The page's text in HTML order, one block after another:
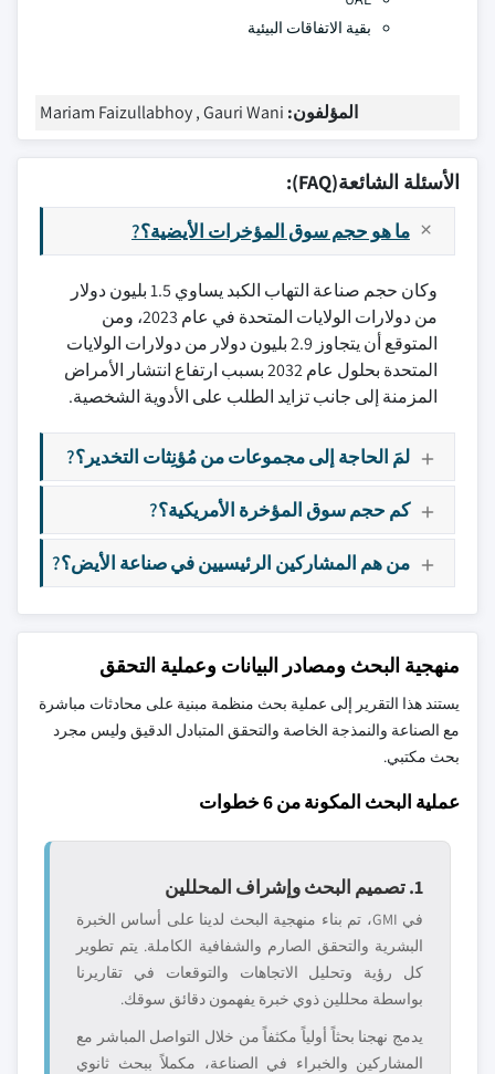
بقية الاتفاقات البيئية
المؤلفون: Mariam Faizullabhoy , Gauri Wani
الأسئلة الشائعة(FAQ):
ما هو حجم سوق المؤخرات الأيضية؟?
وكان حجم صناعة التهاب الكبد يساوي 1.5 بليون دولار
من دولارات الولايات المتحدة في عام 2023، ومن
المتوقع أن يتجاوز 2.9 بليون دولار من دولارات الولايات
المتحدة بحلول عام 2032 بسبب ارتفاع انتشار الأمراض
المزمنة إلى جانب تزايد الطلب على الأدوية الشخصية.
لمَ الحاجة إلى مجموعات من مُؤنِثات التخدير؟?
كم حجم سوق المؤخرة الأمريكية؟?
من هم المشاركين الرئيسيين في صناعة الأيض؟?
منهجية البحث ومصادر البيانات وعملية التحقق
يستند هذا التقرير إلى عملية بحث منظمة مبنية على محادثات مباشرة
مع الصناعة والنمذجة الخاصة والتحقق المتبادل الدقيق وليس مجرد
بحث مكتبي.
عملية البحث المكونة من 6 خطوات
1. تصميم البحث وإشراف المحللين
في GMI، تم بناء منهجية البحث لدينا على أساس الخبرة
البشرية والتحقق الصارم والشفافية الكاملة. يتم تطوير
كل رؤية وتحليل الاتجاهات والتوقعات في تقاريرنا
بواسطة محللين ذوي خبرة يفهمون دقائق سوقك.
يدمج نهجنا بحثاً أولياً مكثفاً من خلال التواصل المباشر مع
المشاركين والخبراء في الصناعة، مكملاً ببحث ثانوي